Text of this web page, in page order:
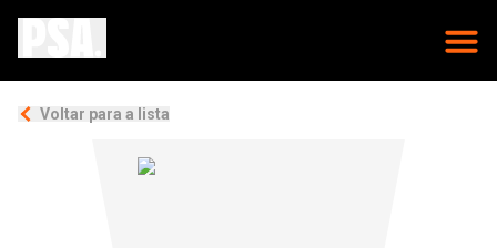
Voltar para a lista